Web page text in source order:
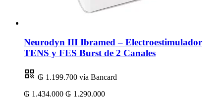
Neurodyn III Ibramed – Electroestimulador
TENS y FES Burst de 2 Canales
₲ 1.199.700 vía Bancard
₲ 1.434.000 ₲ 1.290.000